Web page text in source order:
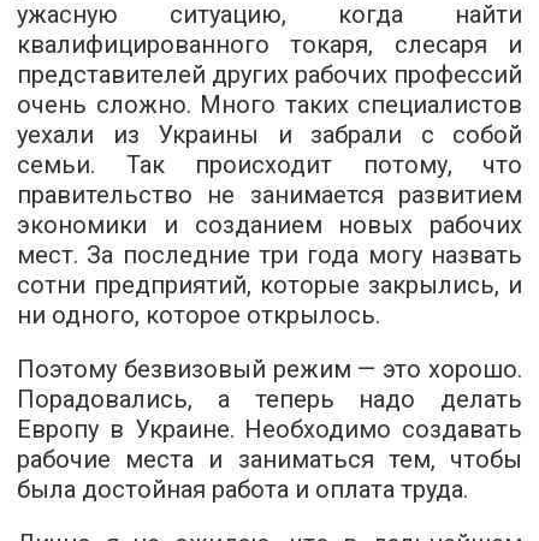
ужасную ситуацию, когда найти
квалифицированного токаря, слесаря ​​и
представителей других рабочих профессий
очень сложно. Много таких специалистов
уехали из Украины и забрали с собой
семьи. Так происходит потому, что
правительство не занимается развитием
экономики и созданием новых рабочих
мест. За последние три года могу назвать
сотни предприятий, которые закрылись, и
ни одного, которое открылось.
Поэтому безвизовый режим — это хорошо.
Порадовались, а теперь надо делать
Европу в Украине. Необходимо создавать
рабочие места и заниматься тем, чтобы
была достойная работа и оплата труда.